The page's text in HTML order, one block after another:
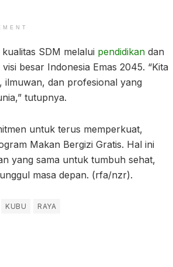
SDM melalui pendidikan dan
besar Indonesia Emas 2045. “Kita
ilmuwan, dan profesional yang
tutupnya.
untuk terus memperkuat,
Makan Bergizi Gratis. Hal ini
yang sama untuk tumbuh sehat,
masa depan. (rfa/nzr).
KUBU RAYA